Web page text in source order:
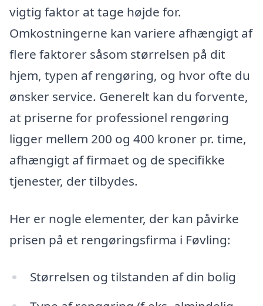
vigtig faktor at tage højde for.
Omkostningerne kan variere afhængigt af
flere faktorer såsom størrelsen på dit
hjem, typen af rengøring, og hvor ofte du
ønsker service. Generelt kan du forvente,
at priserne for professionel rengøring
ligger mellem 200 og 400 kroner pr. time,
afhængigt af firmaet og de specifikke
tjenester, der tilbydes.
Her er nogle elementer, der kan påvirke
prisen på et rengøringsfirma i Føvling:
Størrelsen og tilstanden af din bolig